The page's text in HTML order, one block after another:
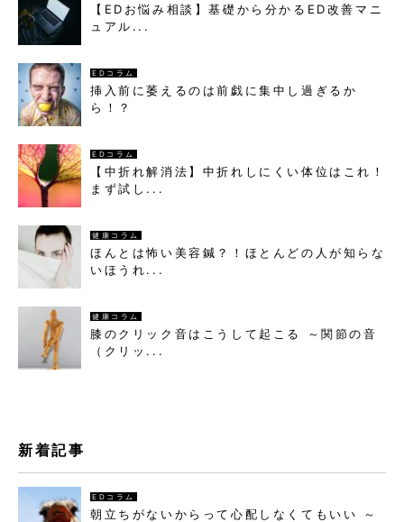
【EDお悩み相談】基礎から分かるED改善マニ
ュアル...
EDコラム
挿入前に萎えるのは前戯に集中し過ぎるか
ら！？
EDコラム
【中折れ解消法】中折れしにくい体位はこれ！
まず試し...
健康コラム
ほんとは怖い美容鍼？！ほとんどの人が知らな
いほうれ...
健康コラム
膝のクリック音はこうして起こる ～関節の音
（クリッ...
新着記事
EDコラム
朝立ちがないからって心配しなくてもいい ～